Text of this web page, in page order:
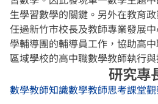
生學習數學的關鍵。另外在教育
任過新竹市校長及教師專業發展
學輔導團的輔導員工作，協助高
區域學校的高中職數學教師執行
研究專
數學教師知識數學教師思考課堂